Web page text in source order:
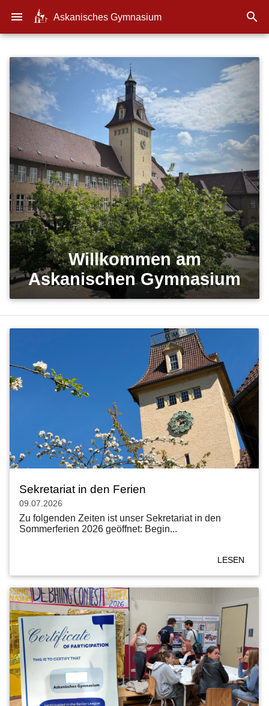
menu Askanisches Gymnasium 
Willkommen am
Askanischen Gymnasium
Sekretariat in den Ferien
09.07.2026
Zu folgenden Zeiten ist unser Sekretariat in den
Sommerferien 2026 geöffnet: Begin...
LESEN